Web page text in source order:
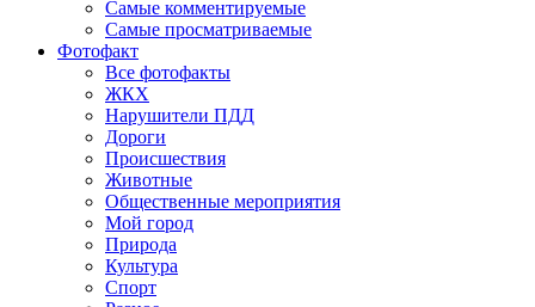
Самые комментируемые
Самые просматриваемые
Фотофакт
Все фотофакты
ЖКХ
Нарушители ПДД
Дороги
Происшествия
Животные
Общественные мероприятия
Мой город
Природа
Культура
Спорт